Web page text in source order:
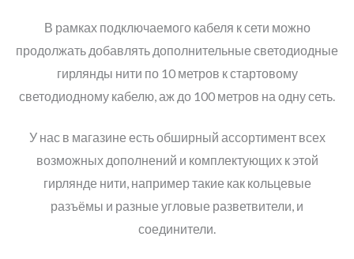
В рамках подключаемого кабеля к сети можно
продолжать добавлять дополнительные светодиодные
гирлянды нити по 10 метров к стартовому
светодиодному кабелю, аж до 100 метров на одну сеть.
У нас в магазине есть обширный ассортимент всех
возможных дополнений и комплектующих к этой
гирлянде нити, например такие как кольцевые
разъёмы и разные угловые разветвители, и
соединители.